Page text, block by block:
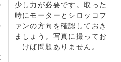
少し力が必要です。取った
時にモーターとシロッコフ
ァンの方向を確認しておき
ましょう。写真に撮ってお
けば問題ありません。